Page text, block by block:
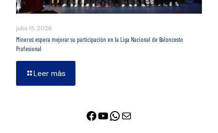
julio 15, 2026
Mineros espera mejorar su participación en la Liga Nacional de Baloncesto
Profesional
Leer más
Facebook
YouTube
WhatsApp
Correo electrónico